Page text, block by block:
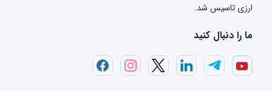
ارزی تاسیس شد.
ما را دنبال کنید